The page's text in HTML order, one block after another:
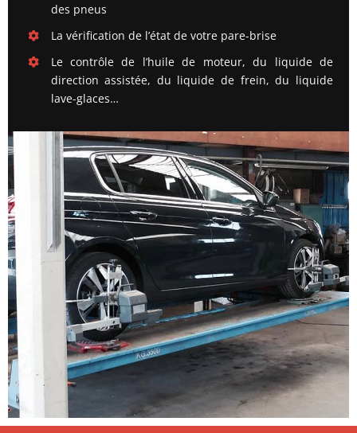
des pneus
La vérification de l’état de votre pare-brise
Le contrôle de l’huile de moteur, du liquide de
direction assistée, du liquide de frein, du liquide
lave-glaces…